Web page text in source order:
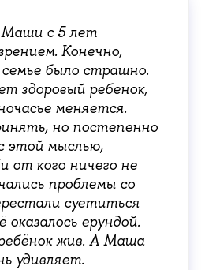
Маши с 5 лет
Конечно,
семье было страшно.
здоровый ребенок,
меняется.
но постепенно
этой мыслью,
от кого ничего не
проблемы со
суетиться
оказалось ерундой.
жив. А Маша
удивляет.